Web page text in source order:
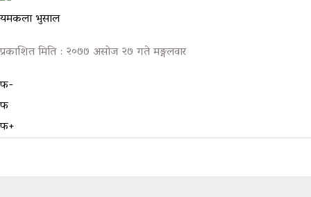
यमकला भुसाल
प्रकाशित मिति : २०७७ असोज २७ गते मङ्गलवार
फ-
फ
फ+